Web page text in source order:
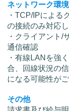
ネットワーク環境
・TCP/IPによる
の接続のみ対応し
・クライアント/
通信確認
・有線LANを強
合、回線状況の
になる可能性がご
その他